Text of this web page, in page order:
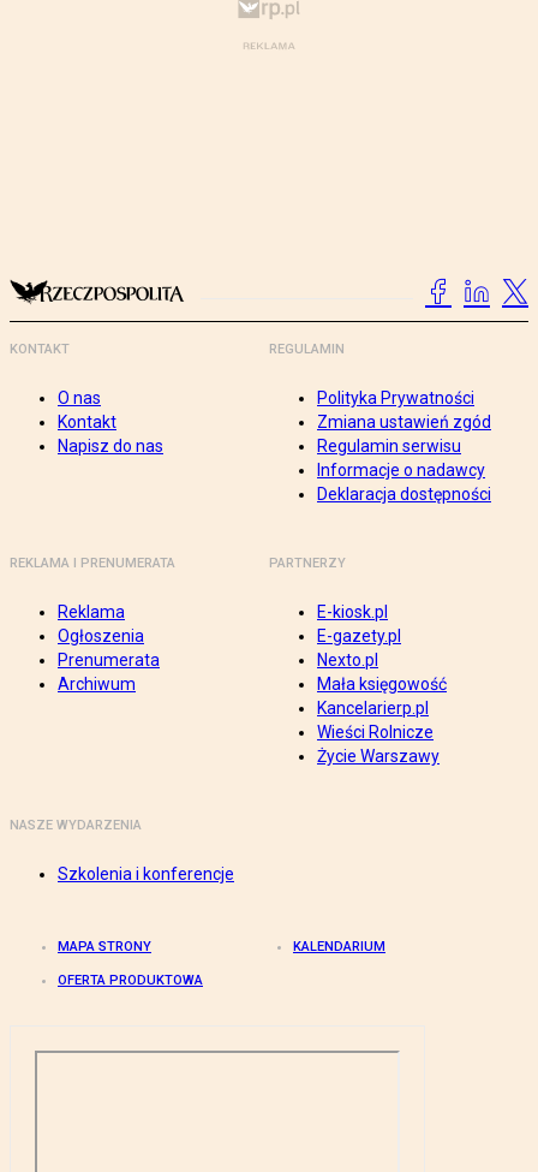
KONTAKT
O nas
Kontakt
Napisz do nas
REGULAMIN
Polityka Prywatności
Zmiana ustawień zgód
Regulamin serwisu
Informacje o nadawcy
Deklaracja dostępności
REKLAMA I PRENUMERATA
Reklama
Ogłoszenia
Prenumerata
Archiwum
PARTNERZY
E-kiosk.pl
E-gazety.pl
Nexto.pl
Mała księgowość
Kancelarierp.pl
Wieści Rolnicze
Życie Warszawy
NASZE WYDARZENIA
Szkolenia i konferencje
MAPA STRONY KALENDARIUM
OFERTA PRODUKTOWA